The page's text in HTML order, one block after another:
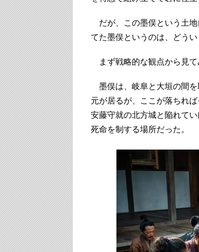
だが、この墨俣という土地
てた墨俣というのは、どう
まず戦略的な観点から見て
墨俣は、岐阜と大垣の間を
元が居るが、ここが落ちれ
安藤守就の北方城と陥れて
死命を制する場所だった。